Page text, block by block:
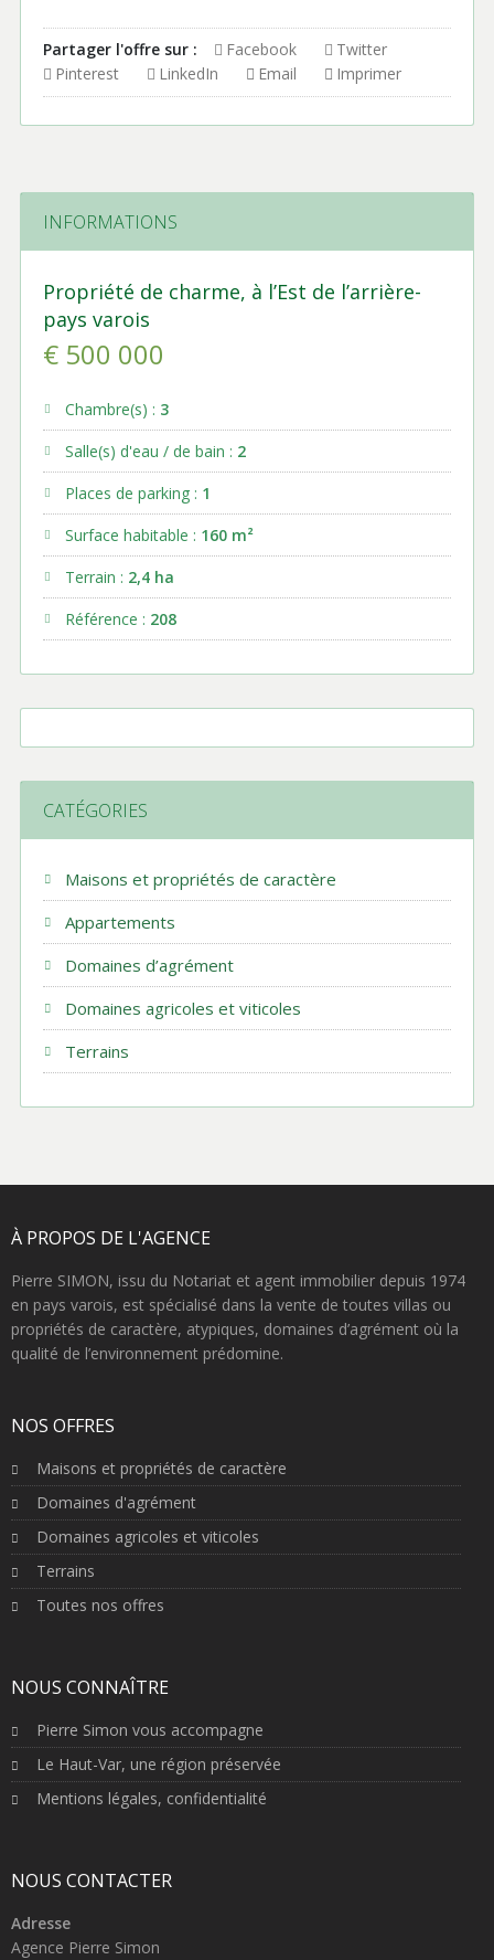
Partager l'offre sur : Facebook
Twitter
Pinterest
LinkedIn Email Imprimer
INFORMATIONS
Propriété de charme, à l’Est de l’arrière-
pays varois
€ 500 000
Chambre(s) : 3
Salle(s) d'eau / de bain : 2
Places de parking : 1
Surface habitable : 160 m²
Terrain : 2,4 ha
Référence : 208
CATÉGORIES
Maisons et propriétés de caractère
Appartements
Domaines d’agrément
Domaines agricoles et viticoles
Terrains
À PROPOS DE L'AGENCE
Pierre SIMON, issu du Notariat et agent immobilier depuis 1974
en pays varois, est spécialisé dans la vente de toutes villas ou
propriétés de caractère, atypiques, domaines d’agrément où la
qualité de l’environnement prédomine.
NOS OFFRES
Maisons et propriétés de caractère
Domaines d'agrément
Domaines agricoles et viticoles
Terrains
Toutes nos offres
NOUS CONNAÎTRE
Pierre Simon vous accompagne
Le Haut-Var, une région préservée
Mentions légales, confidentialité
NOUS CONTACTER
Adresse
Agence Pierre Simon